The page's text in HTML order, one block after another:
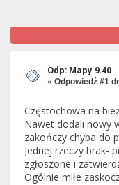
Odp: Mapy 9.40
« Odpowiedź #1
Częstochowa na
Nawet dodali nowy
zakończy chyba do
Jednej rzeczy brak-
zgłoszone i
Ogólnie miłe